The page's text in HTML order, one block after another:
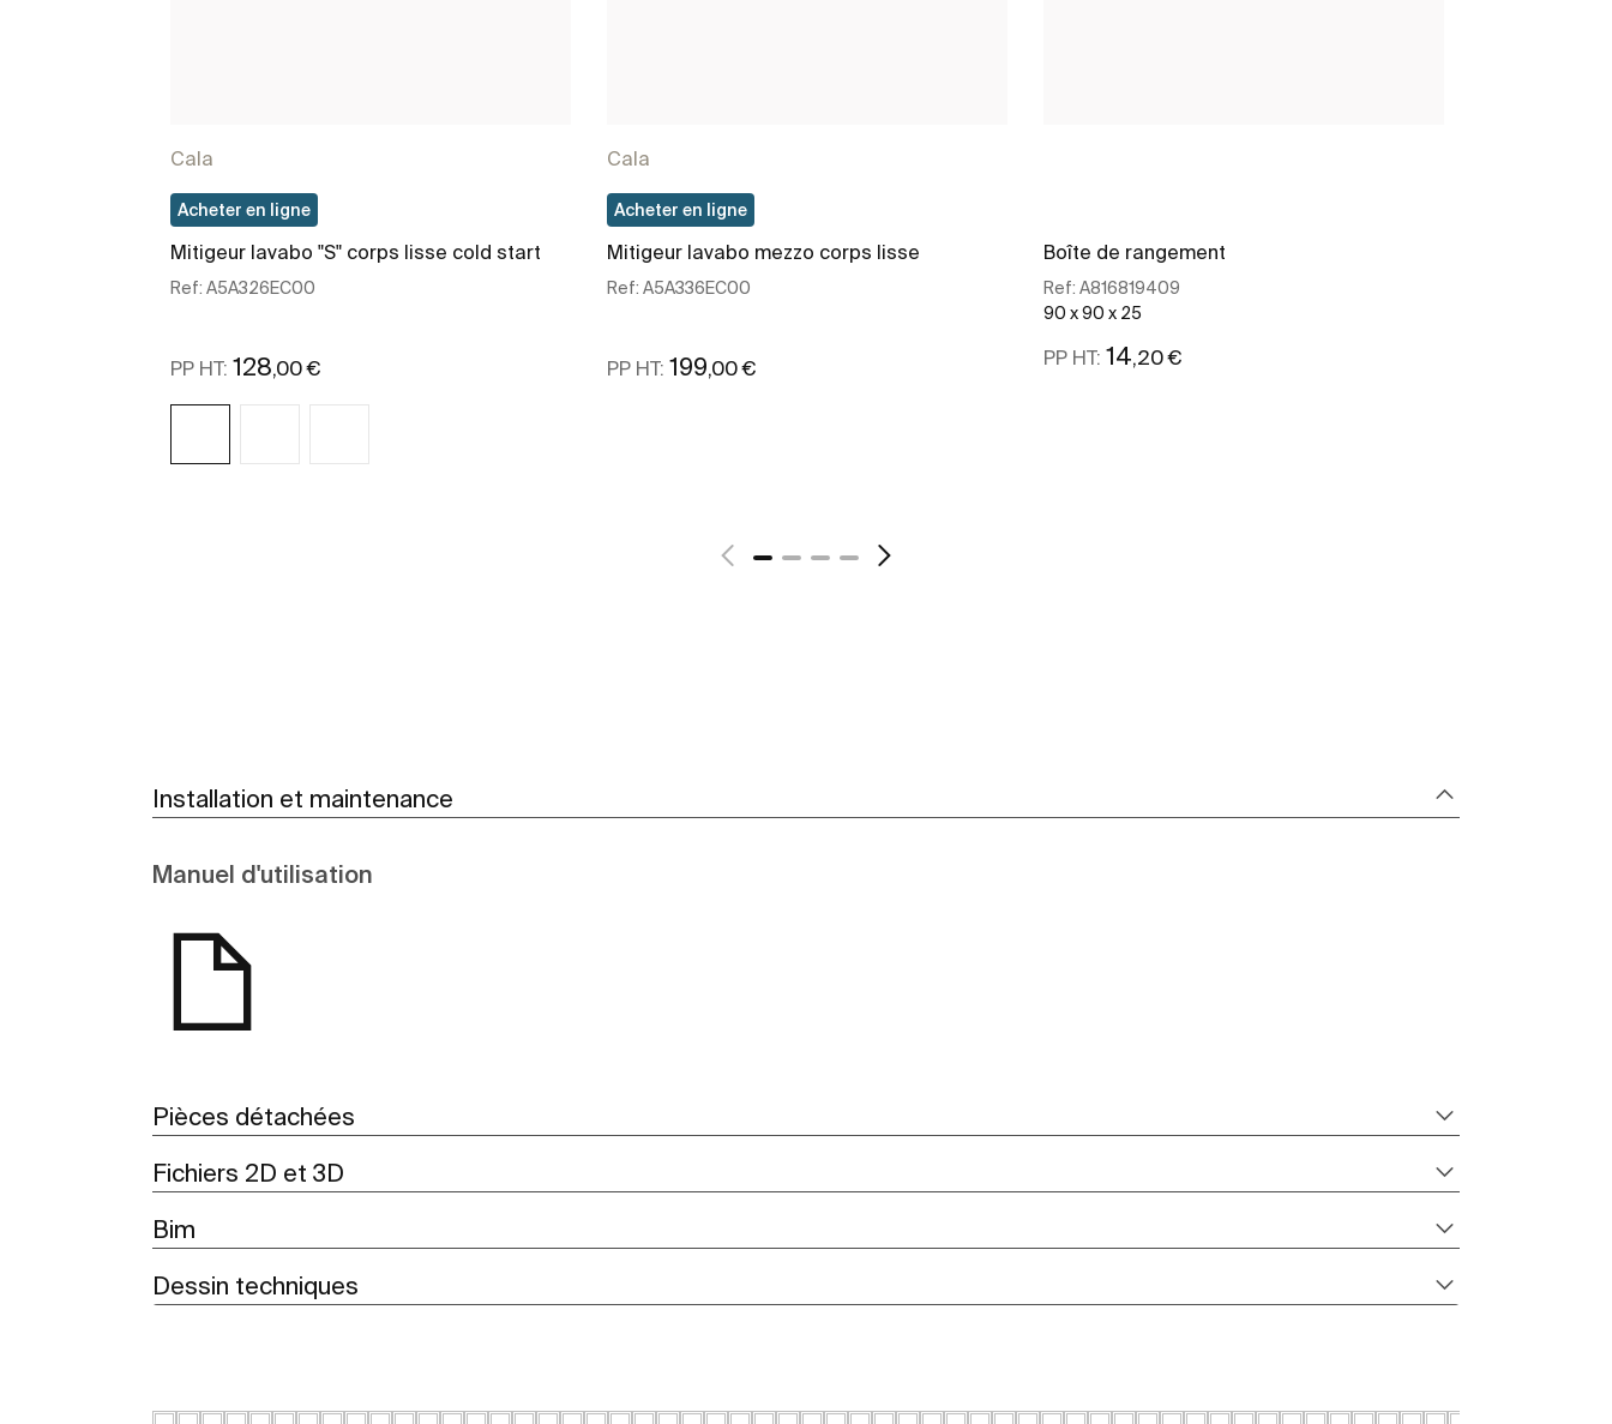
Cala
Acheter en ligne
Mitigeur lavabo "S" corps lisse cold start
Ref: A5A326EC00
PP HT: 128,00 €
Cala
Acheter en ligne
Mitigeur lavabo mezzo corps lisse
Ref: A5A336EC00
PP HT: 199,00 €
Boîte de rangement
Ref: A816819409
90 x 90 x 25
PP HT: 14 ,20 €
Installation et maintenance
Manuel d'utilisation
Pièces détachées
Fichiers 2D et 3D
Bim
Dessin techniques